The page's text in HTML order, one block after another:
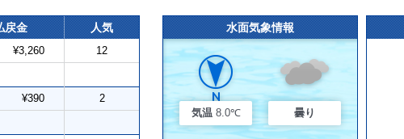
戻金 人気
¥3,260 12
¥390 2
水面気象情報
気温 8.0℃ 曇り